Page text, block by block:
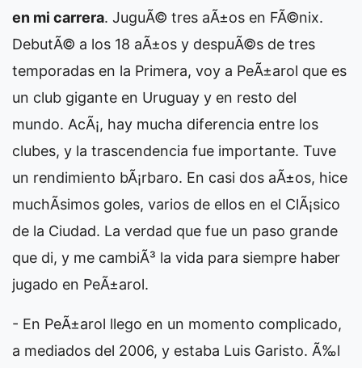
en mi carrera. JuguÃ© tres aÃ±os en FÃ©nix.
DebutÃ© a los 18 aÃ±os y despuÃ©s de tres
temporadas en la Primera, voy a PeÃ±arol que es
un club gigante en Uruguay y en resto del
mundo. AcÃ¡, hay mucha diferencia entre los
clubes, y la trascendencia fue importante. Tuve
un rendimiento bÃ¡rbaro. En casi dos aÃ±os, hice
muchÃ­simos goles, varios de ellos en el ClÃ¡sico
de la Ciudad. La verdad que fue un paso grande
que di, y me cambiÃ³ la vida para siempre haber
jugado en PeÃ±arol.
- En PeÃ±arol llego en un momento complicado,
a mediados del 2006, y estaba Luis Garisto. Ã‰l